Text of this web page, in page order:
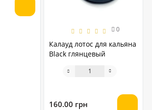
0
Калауд лотос для кальяна
Black глянцевый
160.00 грн